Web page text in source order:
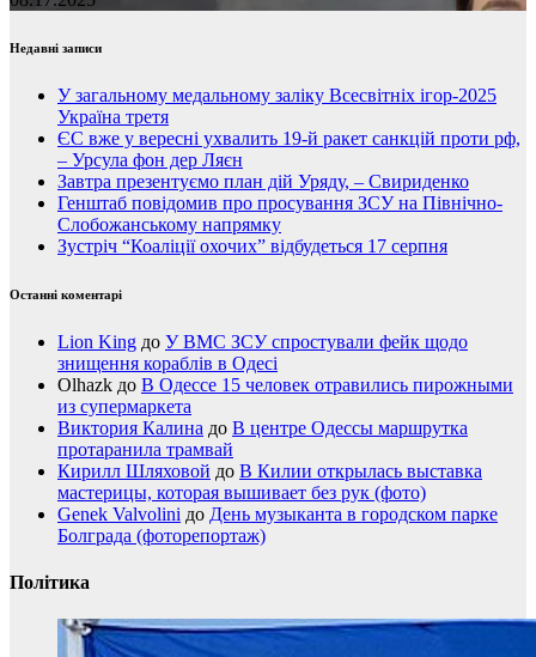
Недавні записи
У загальному медальному заліку Всесвітніх ігор-2025
Україна третя
ЄС вже у вересні ухвалить 19-й ракет санкцій проти рф,
– Урсула фон дер Ляєн
Завтра презентуємо план дій Уряду, – Свириденко
Генштаб повідомив про просування ЗСУ на Північно-
Слобожанському напрямку
Зустріч “Коаліції охочих” відбудеться 17 серпня
Останні коментарі
Lion King до У ВМС ЗСУ спростували фейк щодо
знищення кораблів в Одесі
Olhazk до В Одессе 15 человек отравились пирожными
из супермаркета
Виктория Калина до В центре Одессы маршрутка
протаранила трамвай
Кирилл Шляховой до В Килии открылась выставка
мастерицы, которая вышивает без рук (фото)
Genek Valvolini до День музыканта в городском парке
Болграда (фоторепортаж)
Політика